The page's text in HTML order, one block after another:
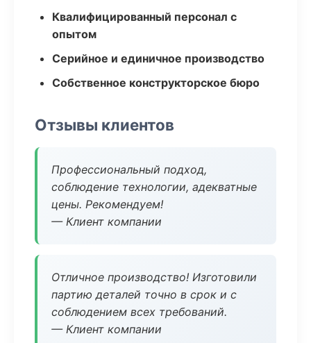
Квалифицированный персонал с
опытом
Серийное и единичное производство
Собственное конструкторское бюро
Отзывы клиентов
Профессиональный подход,
соблюдение технологии, адекватные
цены. Рекомендуем!
— Клиент компании
Отличное производство! Изготовили
партию деталей точно в срок и с
соблюдением всех требований.
— Клиент компании